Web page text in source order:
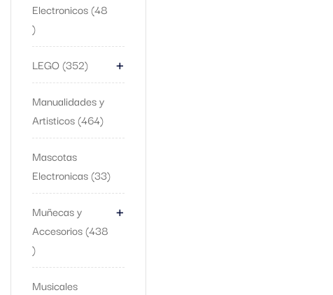
Electronicos 48
LEGO 352 +
Manualidades y
Artisticos 464
Mascotas
Electronicas 33
Muñecas y
Accesorios 438
+
Musicales